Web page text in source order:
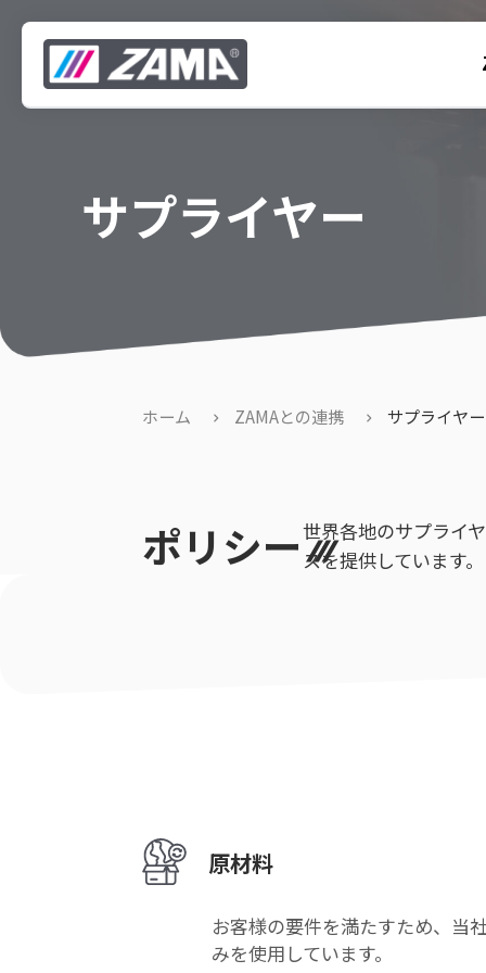
サプライヤー
ホーム ZAMAとの連携 サプライヤー
ポリシー世界各地のサプライ
スを提供しています。
原材料
お客様の要件を満たすため、当
みを使用しています。